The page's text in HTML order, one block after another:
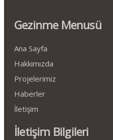
Gezinme Menusü
Ana Sayfa
Hakkımızda
Projelerimiz
Haberler
İletişim
İletişim Bilgileri